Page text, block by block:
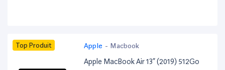
Top Produit Apple - Macbook
Apple MacBook Air 13” (2019) 512Go